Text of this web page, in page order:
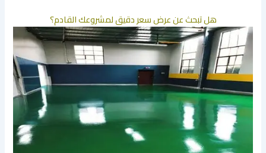
هل تبحث عن عرض سعر دقيق لمشروعك القادم؟